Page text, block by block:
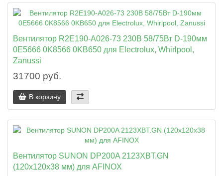
Вентилятор R2E190-A026-73 230В 58/75Вт D-190мм
0E5666 0K8566 0KB650 для Electrolux, Whirlpool,
Zanussi
31700 руб.
В корзину
Вентилятор SUNON DP200A 2123XBT.GN
(120x120x38 мм) для AFINOX